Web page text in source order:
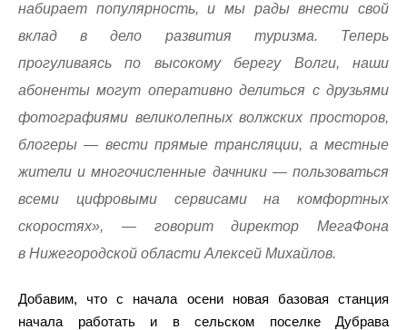
набирает популярность, и мы рады внести свой
вклад в дело развития туризма. Теперь
прогуливаясь по высокому берегу Волги, наши
абоненты могут оперативно делиться с друзьями
фотографиями великолепных волжских просторов,
блогеры — вести прямые трансляции, а местные
жители и многочисленные дачники — пользоваться
всеми цифровыми сервисами на комфортных
скоростях», — говорит директор МегаФона
в Нижегородской области Алексей Михайлов.
Добавим, что с начала осени новая базовая станция
начала работать и в сельском поселке Дубрава